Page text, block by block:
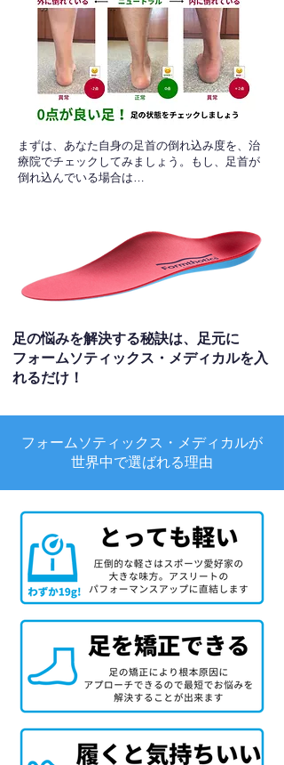
​まずは、あなた自身の足首の倒れ込み度を、治
療院でチェックしてみましょう。もし、足首が
倒れ込んでいる場合は…
足の悩みを解決する秘訣は、足元に
フォームソティックス・メディカルを入
れるだけ！
フォームソティックス・メディカルが
世界中で選ばれる理由